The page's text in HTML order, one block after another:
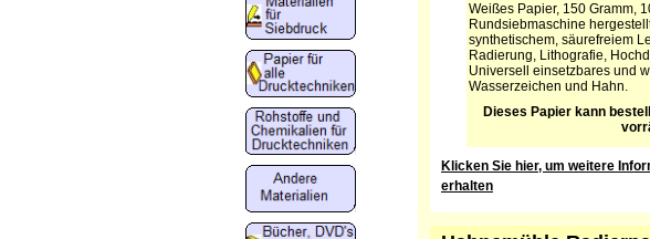
Weißes Papier, 150 Gramm,
Rundsiebmaschine
synthetischem, säurefreiem
Radierung, Lithografie,
Universell einsetzbares und
Wasserzeichen und Hahn.
Dieses Papier kann
Klicken Sie hier, um weitere
erhalten